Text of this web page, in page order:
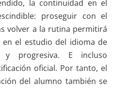
la continuidad en el
proseguir con el
volver a la rutina permitirá
en el estudio del idioma de
y progresiva. E incluso
oficial. Por tanto, el
del alumno también se